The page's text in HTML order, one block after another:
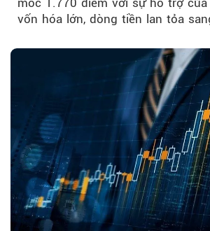
vốn hóa lớn, dòng tiền lan tỏa